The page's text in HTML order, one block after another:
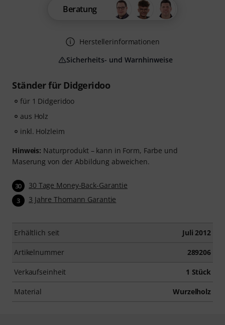
Ständer für Didgeridoo
für 1 Didgeridoo
aus Holz
inkl. Holzleim
Hinweis: Naturprodukt – kann in Form, Farbe und
Maserung von der Abbildung abweichen.
30 30 Tage Money-Back-Garantie
3 3 Jahre Thomann Garantie
Erhältlich seit Juli 2012
Artikelnummer 289206
Verkaufseinheit 1 Stück
Material Wurzelholz
Beratung
Herstellerinformationen
Sicherheits- und Warnhinweise